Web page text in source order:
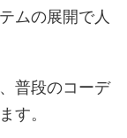
ムの展開で人
普段のコーデ
す。